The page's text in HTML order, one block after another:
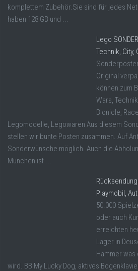
komplettem Zubehör.Sie sind für jedes
haben 128 GB und ...
Lego
Technik, City,
Original
können zum
Wars,
Bionicle,
Legomodelle, Legowaren Aus diesem
stellen wir bunte Posten zusammen. Auf
Sonderwünsche möglich. Auch die
München ist ...
Playmobil,
50.000
oder auch
erreichten
Lager in
Hammer
wird. BB My Lucky Dog, aktives